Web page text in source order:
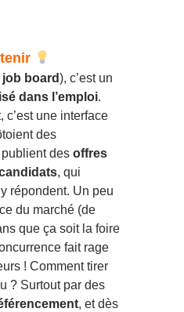
job board), c’est un
dans l’emploi.
c’est une interface
des
publient des offres
, qui
répondent. Un peu
du marché (de
que ça soit la foire
fait rage
! Comment tirer
? Surtout par des
, et dès